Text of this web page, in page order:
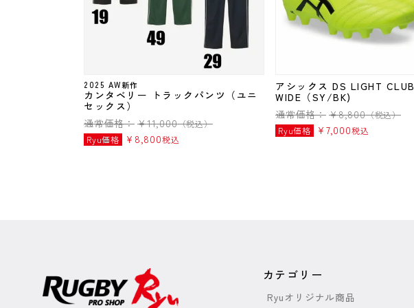
2025 AW新作
カンタベリー トラックパンツ（ユニ
セックス）
通常価格： ¥11,000（税込）
Ryu価格
¥ 8,800税込
アシックス DS LIGHT CLUB
WIDE（SY/BK)
通常価格： ¥8,800（税込）
Ryu価格
¥ 7,000税込
カテゴリー
Ryuオリジナル商品